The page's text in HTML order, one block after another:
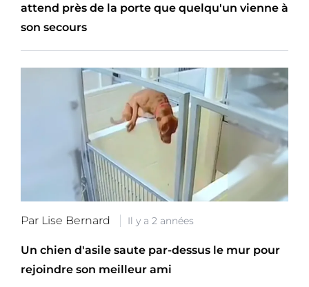
attend près de la porte que quelqu'un vienne à
son secours
Par Lise Bernard Il y a 2 années
Un chien d'asile saute par-dessus le mur pour
rejoindre son meilleur ami